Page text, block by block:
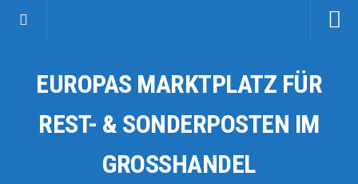
Kategorien
Auto & Motorrad
Fahrzeuge & Transport
EUROPAS MARKTPLATZ FÜR
REST- & SONDERPOSTEN IM
GROSSHANDEL